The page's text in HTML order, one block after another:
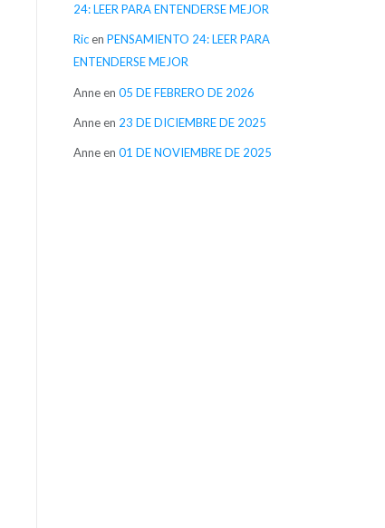
24: LEER PARA ENTENDERSE MEJOR
Ricen PENSAMIENTO 24: LEER PARA
ENTENDERSE MEJOR
Anneen 05 DE FEBRERO DE 2026
Anneen 23 DE DICIEMBRE DE 2025
Anneen 01 DE NOVIEMBRE DE 2025